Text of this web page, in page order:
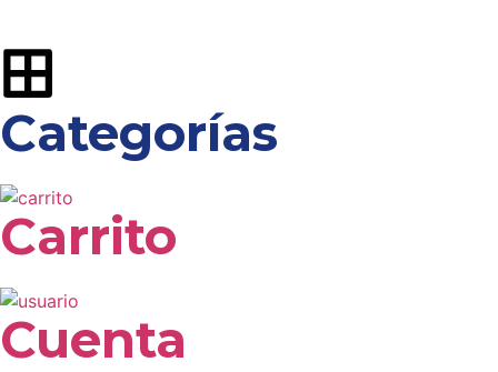
Categorías
Carrito
Cuenta